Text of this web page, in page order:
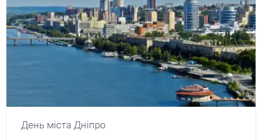
День міста Дніпро